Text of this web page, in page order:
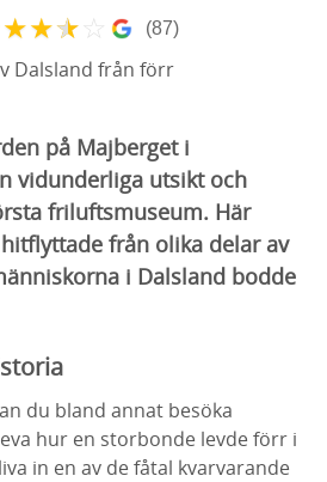
★★★ ☆ (87)
Dalsland från förr
på Majberget i
vidunderliga utsikt och
friluftsmuseum. Här
från olika delar av
i Dalsland bodde
du bland annat besöka
hur en storbonde levde förr i
in en av de fåtal kvarvarande